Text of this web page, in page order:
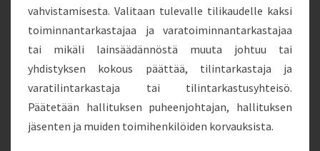
vahvistamisesta. Valitaan tulevalle tilikaudelle kaksi
toiminnantarkastajaa ja varatoiminnantarkastajaa
tai mikäli lainsäädännöstä muuta johtuu tai
yhdistyksen kokous päättää, tilintarkastaja ja
varatilintarkastaja tai tilintarkastusyhteisö.
Päätetään hallituksen puheenjohtajan, hallituksen
jäsenten ja muiden toimihenkilöiden korvauksista.